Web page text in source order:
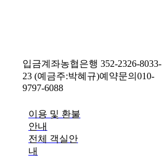
입금계좌농협은행 352-2326-8033-
23 (예금주:박혜규)예약문의 010-
9797-6088
이용 및 환불
안내
전체 객실안
내